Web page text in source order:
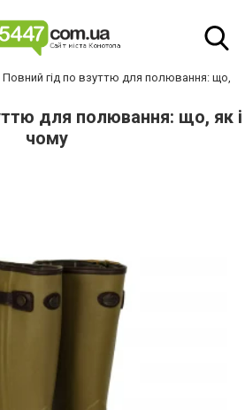
Повний гід по взуттю для полювання: що,
для полювання: що, як і
чому